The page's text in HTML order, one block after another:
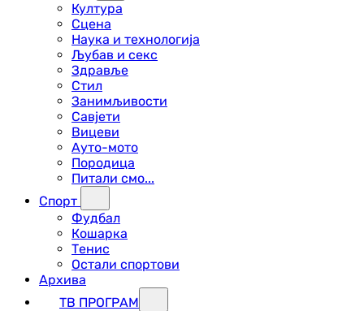
Култура
Сцена
Наука и технологија
Љубав и секс
Здравље
Стил
Занимљивости
Савјети
Вицеви
Ауто-мото
Породица
Питали смо...
Спорт
Фудбал
Кошарка
Тенис
Остали спортови
Архива
ТВ ПРОГРАМ